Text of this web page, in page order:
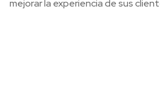
mejorar la experiencia de sus